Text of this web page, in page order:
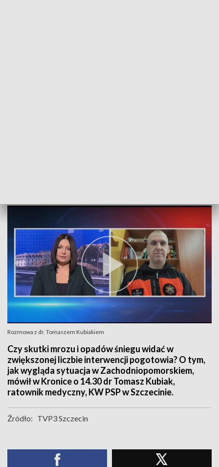
Rozmowa z dr. Tomaszem Kubiakiem
Czy skutki mrozu i opadów śniegu widać w
zwiększonej liczbie interwencji pogotowia? O tym,
jak wygląda sytuacja w Zachodniopomorskiem,
mówił w Kronice o 14.30 dr Tomasz Kubiak,
ratownik medyczny, KW PSP w Szczecinie.
Źródło: TVP3 Szczecin